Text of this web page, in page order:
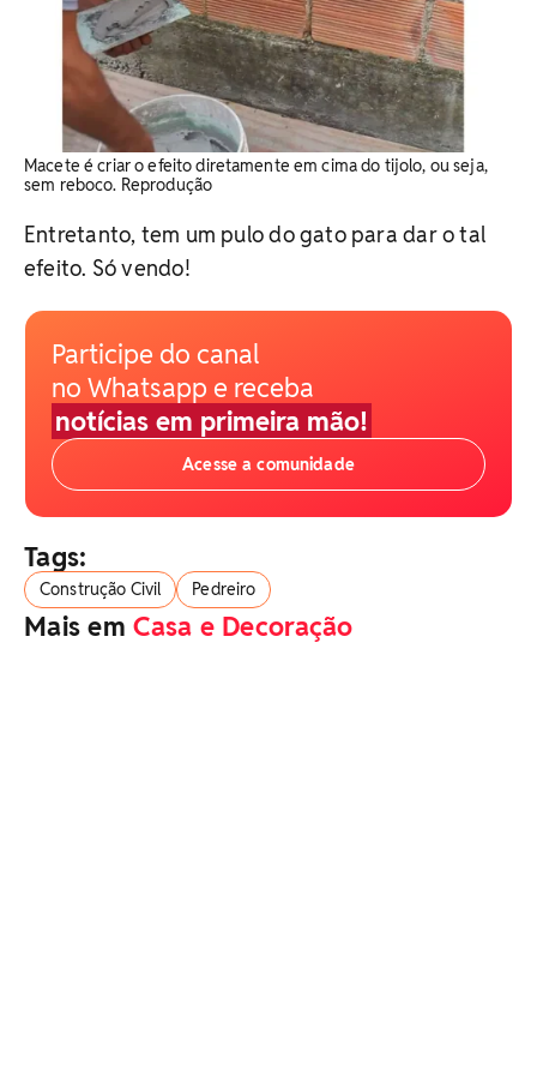
Macete é criar o efeito diretamente em cima do tijolo, ou seja,
sem reboco. Reprodução
Entretanto, tem um pulo do gato para dar o tal
efeito. Só vendo!
Participe do canal
no Whatsapp e receba
notícias em primeira mão!
Acesse a comunidade
Tags:
Construção Civil Pedreiro
Mais emCasa e Decoração